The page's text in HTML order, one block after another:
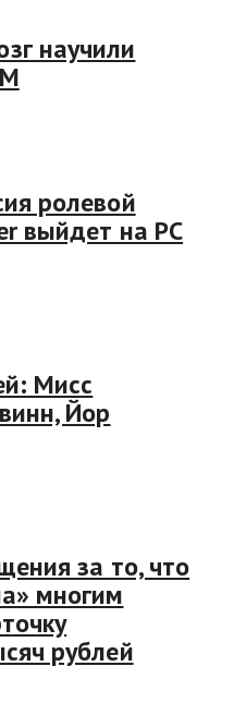
научили
ролевой
выйдет на PC
Мисс
Йор
за то, что
многим
рублей